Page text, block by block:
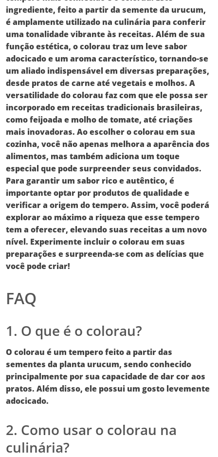
ingrediente, feito a partir da semente da urucum,
é amplamente utilizado na culinária para conferir
uma tonalidade vibrante às receitas. Além de sua
função estética, o colorau traz um leve sabor
adocicado e um aroma característico, tornando-se
um aliado indispensável em diversas preparações,
desde pratos de carne até vegetais e molhos. A
versatilidade do colorau faz com que ele possa ser
incorporado em receitas tradicionais brasileiras,
como feijoada e molho de tomate, até criações
mais inovadoras. Ao escolher ocolorau em sua
cozinha, você não apenas melhora a aparência dos
alimentos, mas também adiciona um toque
especial que pode surpreender seus convidados.
Para garantir um sabor rico e autêntico, é
importante optar por produtos de qualidade e
verificar a origem do tempero. Assim, você poderá
explorar ao máximo a riqueza que esse tempero
tem a oferecer, elevando suas receitas a um novo
nível. Experimente incluir o colorau em suas
preparações e surpreenda-se com as delícias que
você pode criar!
FAQ
1. O que é o colorau?
O colorau é um tempero feito a partir das
sementes da planta urucum, sendo conhecido
principalmente por sua capacidade de dar cor aos
pratos. Além disso, ele possui um gosto levemente
adocicado.
2. Como usar o colorau na
culinária?